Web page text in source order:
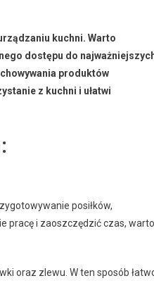
kuchni. Warto
dostępu do
produktów
z kuchni i ułatwi
posiłków,
pracę i zaoszczędzić czas, warto
oraz zlewu. W ten sposób